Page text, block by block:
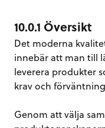
10.0.1 Översikt
Det moderna
innebär att man till
leverera produkter
krav och
Genom att välja